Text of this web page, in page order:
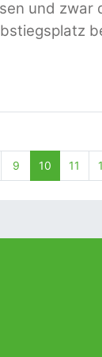
und zwar
9 10 11